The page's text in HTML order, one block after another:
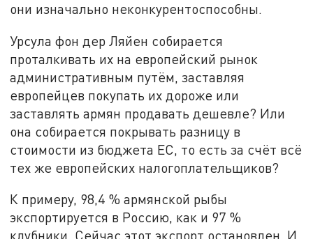
они изначально неконкурентоспособны.
Урсула фон дер Ляйен собирается
проталкивать их на европейский рынок
административным путём, заставляя
европейцев покупать их дороже или
заставлять армян продавать дешевле? Или
она собирается покрывать разницу в
стоимости из бюджета ЕС, то есть за счёт всё
тех же европейских налогоплательщиков?
К примеру, 98,4 % армянской рыбы
экспортируется в Россию, как и 97 %
клубники. Сейчас этот экспорт остановлен. И